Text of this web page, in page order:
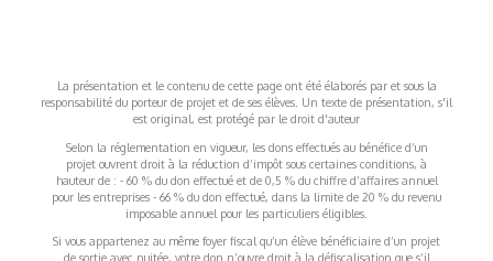
La présentation et le contenu de cette page ont été élaborés par et sous la
responsabilité du porteur de projet et de ses élèves. Un texte de présentation, s'il
est original, est protégé par le droit d'auteur
Selon la réglementation en vigueur, les dons effectués au bénéfice d’un
projet ouvrent droit à la réduction d’impôt sous certaines conditions, à
hauteur de : - 60 % du don effectué et de 0,5 % du chiffre d’affaires annuel
pour les entreprises - 66 % du don effectué, dans la limite de 20 % du revenu
imposable annuel pour les particuliers éligibles.
Si vous appartenez au même foyer fiscal qu’un élève bénéficiaire d’un projet
de sortie avec nuitée, votre don n’ouvre droit à la défiscalisation que s’il